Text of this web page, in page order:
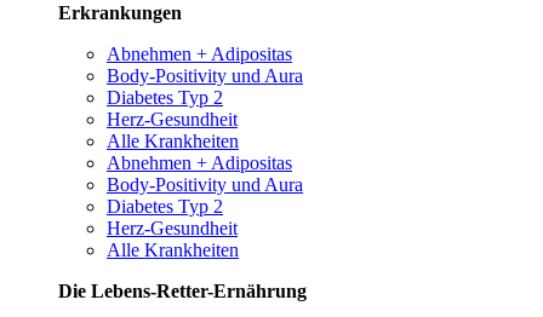
Erkrankungen
Abnehmen + Adipositas
Body-Positivity und Aura
Diabetes Typ 2
Herz-Gesundheit
Alle Krankheiten
Abnehmen + Adipositas
Body-Positivity und Aura
Diabetes Typ 2
Herz-Gesundheit
Alle Krankheiten
Die Lebens-Retter-Ernährung